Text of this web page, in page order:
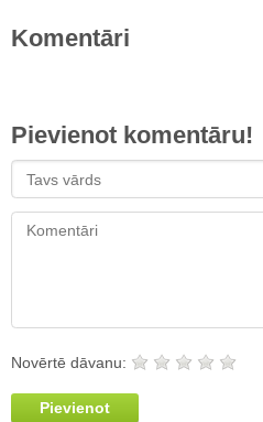
Komentāri
Pievienot komentāru!
Novērtē dāvanu:
Pievienot